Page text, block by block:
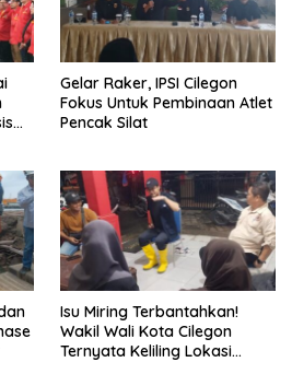
Gelar Raker, IPSI Cilegon
Fokus Untuk Pembinaan Atlet
Pencak Silat
Isu Miring Terbantahkan!
Wakil Wali Kota Cilegon
Ternyata Keliling Lokasi